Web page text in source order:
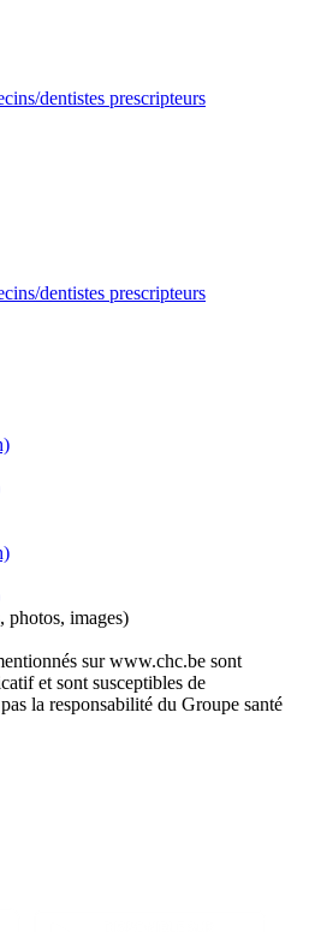
dentistes prescripteurs
dentistes prescripteurs
photos, images)
sur www.chc.be sont
et sont susceptibles de
la responsabilité du Groupe santé